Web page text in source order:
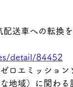
送車への転換
detail/84452
ロエミッショ
地域）に関わ